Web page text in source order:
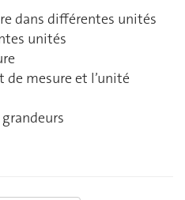
dans différentes unités
unités
mesure et l’unité